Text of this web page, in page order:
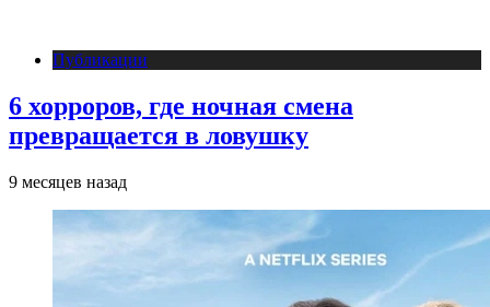
Публикации
6 хорроров, где ночная смена
превращается в ловушку
9 месяцев назад